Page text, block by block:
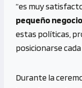
“es muy
pequeño negocio
estas políticas,
posicionarse
Durante la